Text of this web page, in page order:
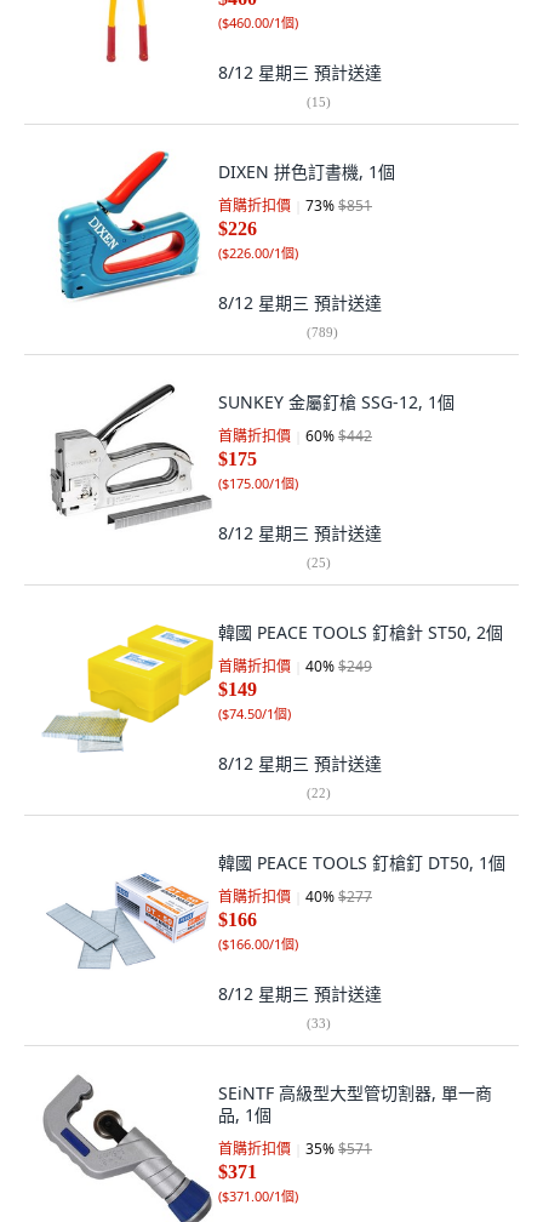
($460.00/1個)
8/12 星期三 預計送達
(15)
DIXEN 拼色訂書機, 1個
首購折扣價 73%$851
$226
($226.00/1個)
8/12 星期三 預計送達
(789)
SUNKEY 金屬釘槍 SSG-12, 1個
首購折扣價 60%$442
$175
($175.00/1個)
8/12 星期三 預計送達
(25)
韓國 PEACE TOOLS 釘槍針 ST50, 2個
首購折扣價 40%$249
$149
($74.50/1個)
8/12 星期三 預計送達
(22)
韓國 PEACE TOOLS 釘槍釘 DT50, 1個
首購折扣價 40%$277
$166
($166.00/1個)
8/12 星期三 預計送達
(33)
SEiNTF 高級型大型管切割器, 單一商
品, 1個
首購折扣價 35%$571
$371
($371.00/1個)